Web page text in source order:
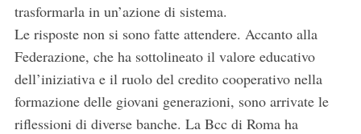
trasformarla in un’azione di sistema.
Le risposte non si sono fatte attendere. Accanto alla
Federazione, che ha sottolineato il valore educativo
dell’iniziativa e il ruolo del credito cooperativo nella
formazione delle giovani generazioni, sono arrivate le
riflessioni di diverse banche. La Bcc di Roma ha